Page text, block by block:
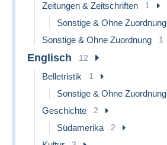
Zeitungen & Zeitschriften 1
Sonstige & Ohne Zuordnung
Sonstige & Ohne Zuordnung 1
Englisch 12
Belletristik 1
Sonstige & Ohne Zuordnung
Geschichte 2
Südamerika 2